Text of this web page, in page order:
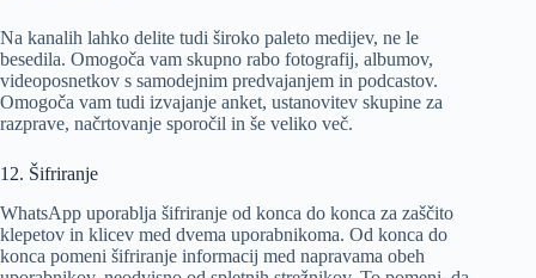
Na kanalih lahko delite tudi široko paleto medijev, ne le
besedila. Omogoča vam skupno rabo fotografij, albumov,
videoposnetkov s samodejnim predvajanjem in podcastov.
Omogoča vam tudi izvajanje anket, ustanovitev skupine za
razprave, načrtovanje sporočil in še veliko več.
12. Šifriranje
WhatsApp uporablja šifriranje od konca do konca za zaščito
klepetov in klicev med dvema uporabnikoma. Od konca do
konca pomeni šifriranje informacij med napravama obeh